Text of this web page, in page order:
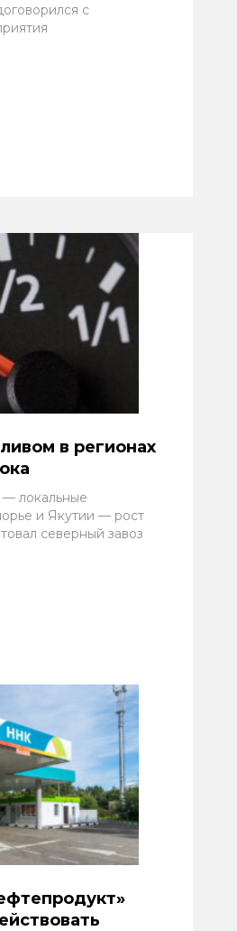
с
в регионах
локальные
и Якутии — рост
северный завоз